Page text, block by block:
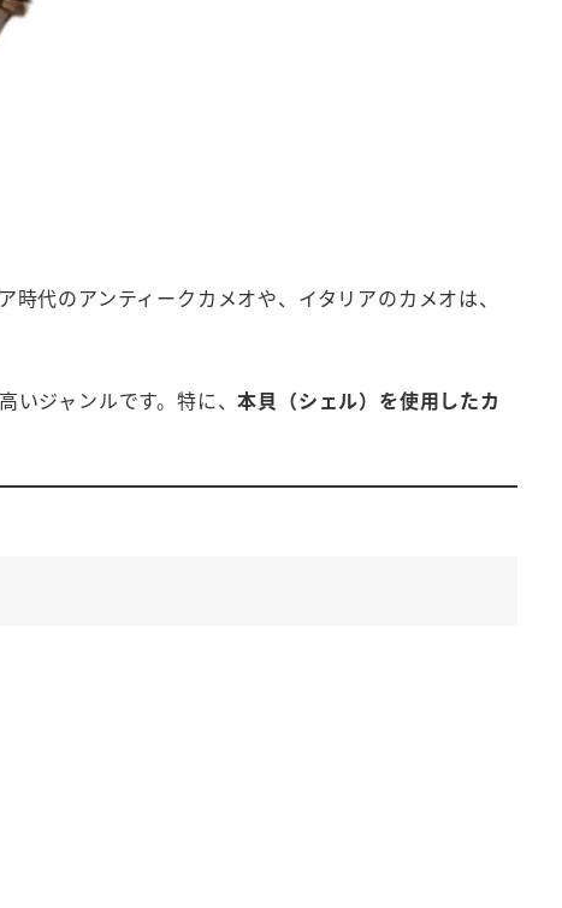
代のアンティークカメオや、イタリアのカメオは、
いジャンルです。特に、本貝（シェル）を使用したカ